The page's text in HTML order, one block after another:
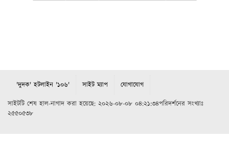
'দুদক' হটলাইন '১০৬' সাইট ম্যাপ যোগাযোগ
সাইটটি শেষ হাল-নাগাদ করা হয়েছে: ২০২৬-০৮-০৮ ০৪:২১:৩৪পরিদর্শনের সংখ্যাঃ
২৫৫০৫৩৮